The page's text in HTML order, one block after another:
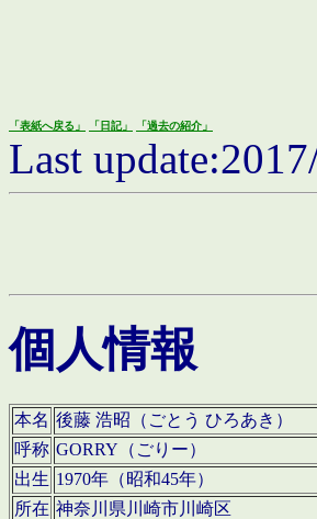
「表紙へ戻る」 「日記」 「過去の紹介」
Last
個人情報
本名 後藤 浩昭（ごとう ひろあき）
呼称 GORRY（ごりー）
出生 1970年（昭和45年）
所在 神奈川県川崎市川崎区